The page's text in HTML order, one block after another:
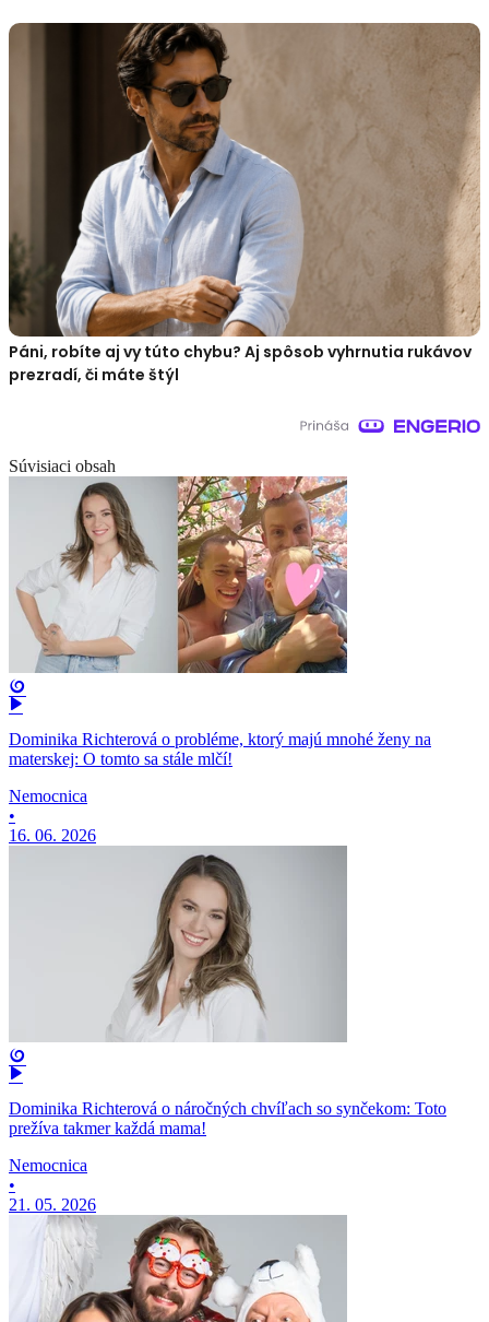
Páni, robíte aj vy túto chybu? Aj spôsob vyhrnutia rukávov
prezradí, či máte štýl
Súvisiaci obsah
Dominika Richterová o probléme, ktorý majú mnohé ženy na
materskej: O tomto sa stále mlčí!
Nemocnica
•
16. 06. 2026
Dominika Richterová o náročných chvíľach so synčekom: Toto
prežíva takmer každá mama!
Nemocnica
•
21. 05. 2026